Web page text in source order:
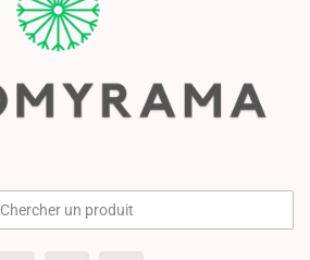
Chercher un produit